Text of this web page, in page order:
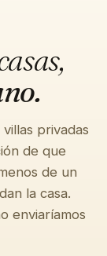
→
→
→
privadas
de que
de un
la casa.
enviaríamos